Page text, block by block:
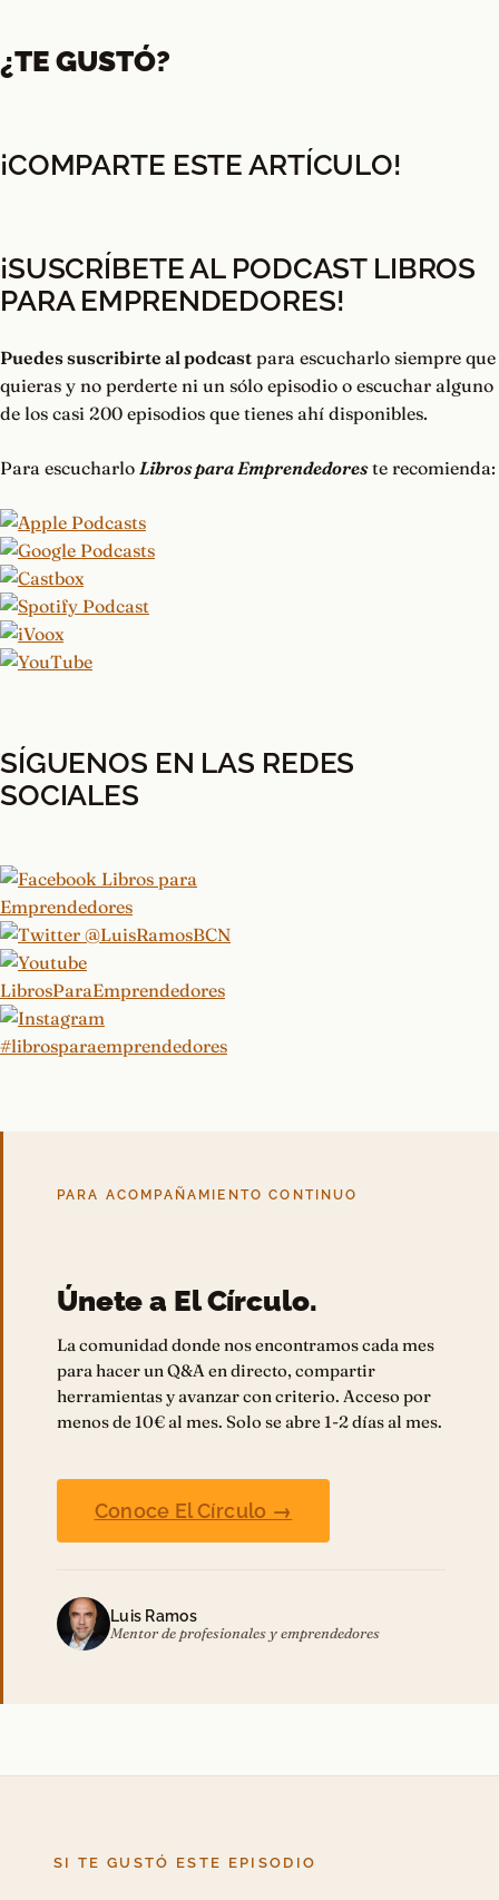
¿TE GUSTÓ?
¡COMPARTE ESTE ARTÍCULO!
¡SUSCRÍBETE AL PODCAST LIBROS
PARA EMPRENDEDORES!
Puedes suscribirte al podcast para escucharlo siempre que
quieras y no perderte ni un sólo episodio o escuchar alguno
de los casi 200 episodios que tienes ahí disponibles.
Para escucharlo Libros para Emprendedoreste recomienda:
SÍGUENOS EN LAS REDES
SOCIALES
PARA ACOMPAÑAMIENTO CONTINUO
Únete a El Círculo.
La comunidad donde nos encontramos cada mes
para hacer un Q&A en directo, compartir
herramientas y avanzar con criterio. Acceso por
menos de 10€ al mes. Solo se abre 1-2 días al mes.
Conoce El Círculo →
Luis Ramos
Mentor de profesionales y emprendedores
SI TE GUSTÓ ESTE EPISODIO